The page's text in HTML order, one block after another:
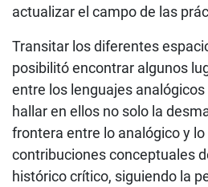
actualizar el campo de las
Transitar los diferentes
posibilitó encontrar algunos
entre los lenguajes
hallar en ellos no solo la
frontera entre lo analógico y
contribuciones conceptuales
histórico crítico, siguiendo la